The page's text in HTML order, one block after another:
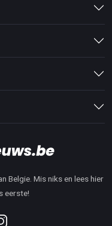
Belgie. Mis niks en lees hier
eerste!